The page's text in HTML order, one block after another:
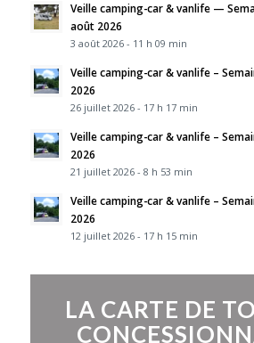
Veille camping-car & vanlife —
août 2026
3 août 2026 - 11 h 09 min
Veille camping-car & vanlife –
2026
26 juillet 2026 - 17 h 17 min
Veille camping-car & vanlife –
2026
21 juillet 2026 - 8 h 53 min
Veille camping-car & vanlife –
2026
12 juillet 2026 - 17 h 15 min
LA CARTE DE